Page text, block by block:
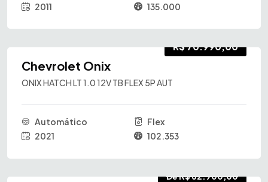
2011
135.000
R$ 70.990,00
Chevrolet Onix
ONIX HATCH LT 1.0 12V TB FLEX 5P AUT
Automático
Flex
2021
102.353
De R$ 62.900,00